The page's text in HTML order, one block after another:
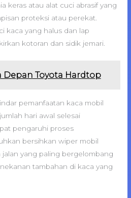
keras atau alat cuci abrasif yang
proteksi atau perekat.
kaca yang halus dan lap
kotoran dan sidik jemari.
Depan Toyota Hardtop
pemanfaatan kaca mobil
hari awal selesai
pengaruhi proses
bersihkan wiper mobil
yang paling bergelombang
tambahan di kaca yang